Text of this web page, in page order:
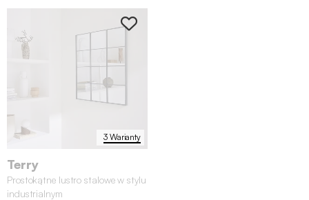
3 Warianty
Terry
Prostokątne lustro stalowe w stylu
industrialnym